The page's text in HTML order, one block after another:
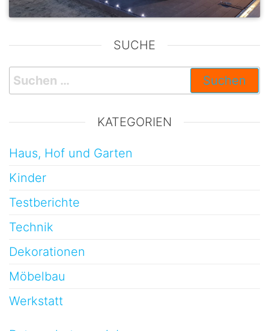
SUCHE
KATEGORIEN
Haus, Hof und Garten
Kinder
Testberichte
Technik
Dekorationen
Möbelbau
Werkstatt